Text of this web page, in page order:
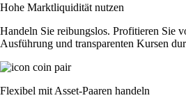
Hohe Marktliquidität nutzen
Handeln Sie reibungslos. Profitieren Sie
Ausführung und transparenten Kursen
Flexibel mit Asset-Paaren handeln